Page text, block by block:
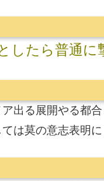
したら普通に
出る展開やる都
ては莫の意志表明